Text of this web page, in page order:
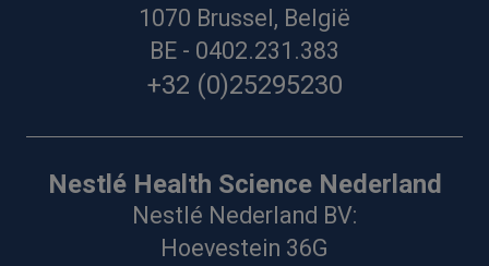
1070 Brussel, België
BE - 0402.231.383
+32 (0)25295230
Nestlé Health Science Nederland
Nestlé Nederland BV:
Hoevestein 36G